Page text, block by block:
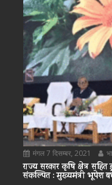
मंगल 7 दिसम्बर, 2021
राज्य सरकार कृषि क्षेत्र
संकल्पित : मुख्यमंत्री भूपेश